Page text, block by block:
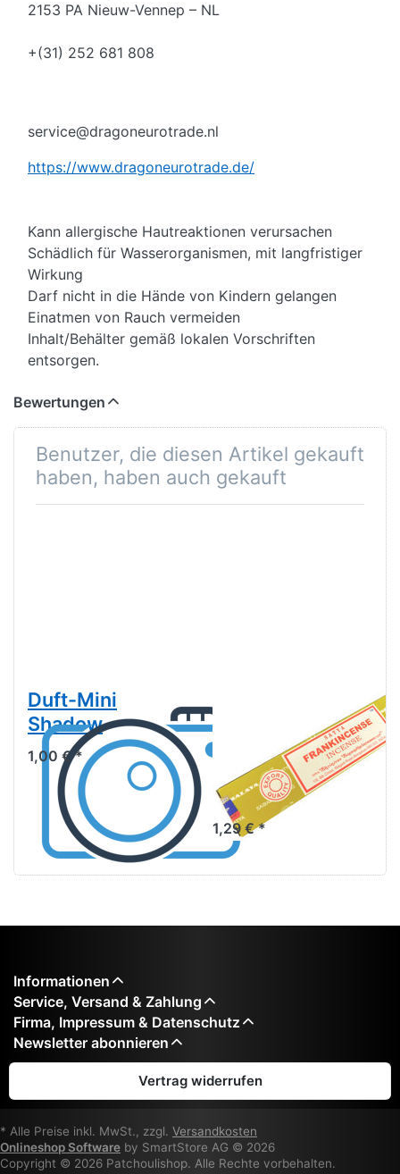
2153 PA Nieuw-Vennep – NL
+(31) 252 681 808
service@dragoneurotrade.nl
https://www.dragoneurotrade.de/
Kann allergische Hautreaktionen verursachen
Schädlich für Wasserorganismen, mit langfristiger
Wirkung
Darf nicht in die Hände von Kindern gelangen
Einatmen von Rauch vermeiden
Inhalt/Behälter gemäß lokalen Vorschriften
entsorgen.
Bewertungen
Benutzer, die diesen Artikel gekauft
haben, haben auch gekauft
Duft-Mini
Shadow
1,00 € *
Räucherstäbchen
Frankincense
von Satya 15g
Packung. Ca. 15
Incence Sticks
1,29 € *
Informationen
Service, Versand & Zahlung
Firma, Impressum & Datenschutz
Newsletter abonnieren
Vertrag widerrufen
* Alle Preise inkl. MwSt., zzgl. Versandkosten
Onlineshop Software by SmartStore AG © 2026
Copyright © 2026 Patchoulishop. Alle Rechte vorbehalten.